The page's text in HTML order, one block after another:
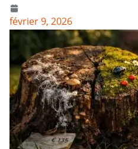
février 9, 2026